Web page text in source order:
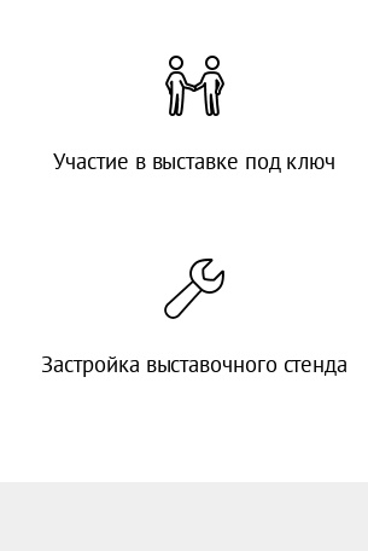
Участие в выставке под ключ
Застройка выставочного стенда